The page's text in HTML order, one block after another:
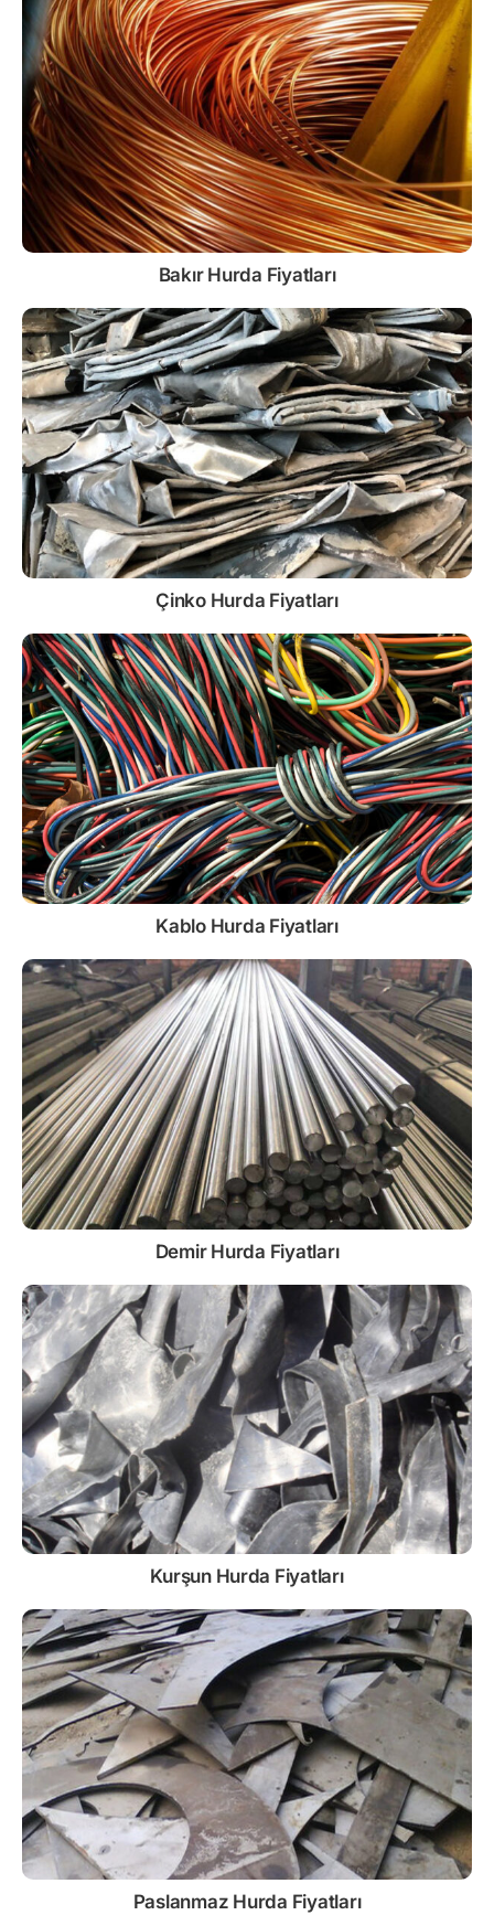
Bakır Hurda Fiyatları
Çinko Hurda Fiyatları
Kablo Hurda Fiyatları
Demir Hurda Fiyatları
Kurşun Hurda Fiyatları
Paslanmaz Hurda Fiyatları